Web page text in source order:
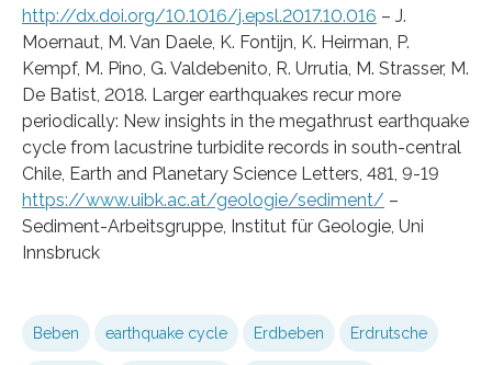
http://dx.doi.org/10.1016/j.epsl.2017.10.016 – J.
Moernaut, M. Van Daele, K. Fontijn, K. Heirman, P.
Kempf, M. Pino, G. Valdebenito, R. Urrutia, M. Strasser, M.
De Batist, 2018. Larger earthquakes recur more
periodically: New insights in the megathrust earthquake
cycle from lacustrine turbidite records in south-central
Chile, Earth and Planetary Science Letters, 481, 9-19
https://www.uibk.ac.at/geologie/sediment/ –
Sediment-Arbeitsgruppe, Institut für Geologie, Uni
Innsbruck
Beben earthquake cycle Erdbeben Erdrutsche